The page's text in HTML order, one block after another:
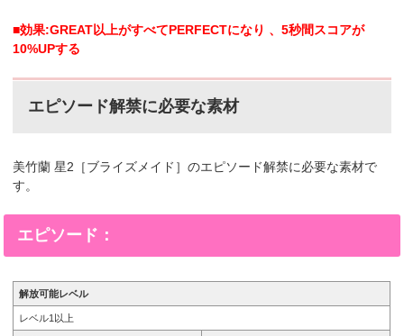
■効果:GREAT以上がすべてPERFECTになり 、5秒間スコアが
10%UPする
エピソード解禁に必要な素材
美竹蘭 星2［ブライズメイド］のエピソード解禁に必要な素材で
す。
エピソード：
解放可能レベル
レベル1以上